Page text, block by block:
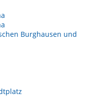
Burghausen und